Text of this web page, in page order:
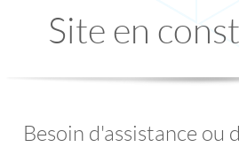
Site en
Besoin d'assistance ou